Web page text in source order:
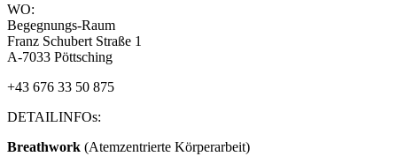
WO:
Begegnungs-Raum
Franz Schubert Straße 1
A-7033 Pöttsching
+43 676 33 50 875
DETAILINFOs:
Breathwork (Atemzentrierte Körperarbeit)